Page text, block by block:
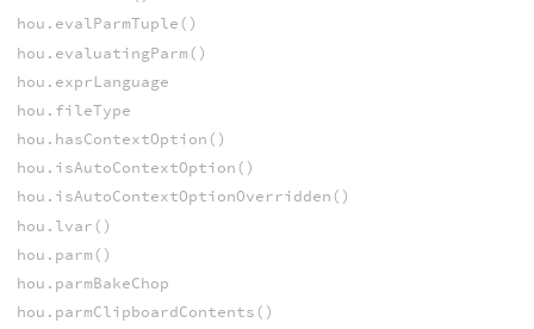
hou.evalParmTuple()
hou.evaluatingParm()
hou.exprLanguage
hou.fileType
hou.hasContextOption()
hou.isAutoContextOption()
hou.isAutoContextOptionOverridden()
hou.lvar()
hou.parm()
hou.parmBakeChop
hou.parmClipboardContents()